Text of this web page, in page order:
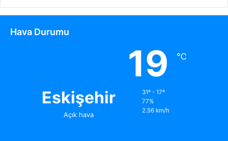
Hava Durumu
Eskişehir
Açık hava
19 ℃
31º - 17º
77%
2.56 km/h